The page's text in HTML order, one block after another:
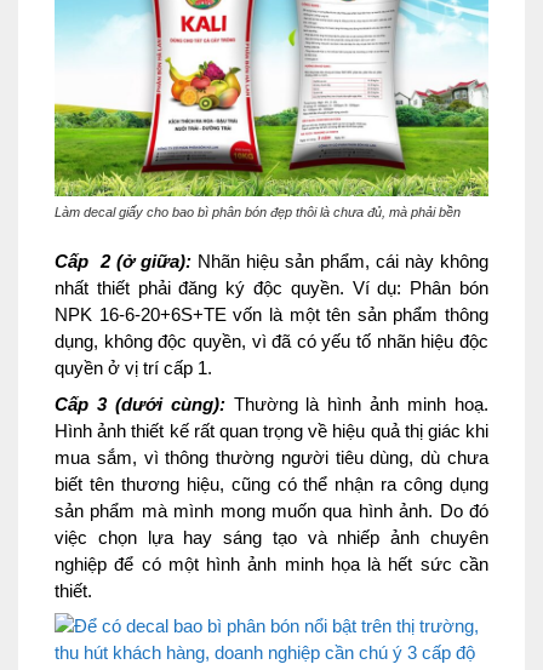
Làm decal giấy cho bao bì phân bón đẹp thôi là chưa đủ, mà phải bền
Cấp 2 (ở giữa): Nhãn hiệu sản phẩm, cái này không
nhất thiết phải đăng ký độc quyền. Ví dụ: Phân bón
NPK 16-6-20+6S+TE vốn là một tên sản phẩm thông
dụng, không độc quyền, vì đã có yếu tố nhãn hiệu độc
quyền ở vị trí cấp 1.
Cấp 3 (dưới cùng): Thường là hình ảnh minh hoạ.
Hình ảnh thiết kế rất quan trọng về hiệu quả thị giác khi
mua sắm, vì thông thường người tiêu dùng, dù chưa
biết tên thương hiệu, cũng có thể nhận ra công dụng
sản phẩm mà mình mong muốn qua hình ảnh. Do đó
việc chọn lựa hay sáng tạo và nhiếp ảnh chuyên
nghiệp để có một hình ảnh minh họa là hết sức cần
thiết.